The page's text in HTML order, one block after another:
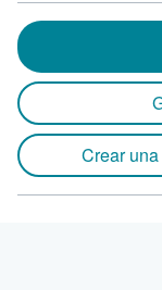
Crear